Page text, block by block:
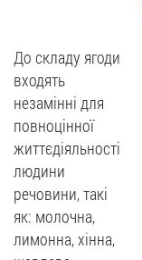
До складу ягоди
входять
незамінні для
повноцінної
життєдіяльності
людини
речовини, такі
як: молочна,
лимонна, хінна,